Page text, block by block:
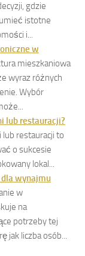
gdzie
istotne
i...
w
mieszkaniowa
wyraz różnych
Wybór
lub restauracji?
lub restauracji to
o sukcesie
lokal...
wynajmu
w
na
potrzeby tej
jak liczba osób...